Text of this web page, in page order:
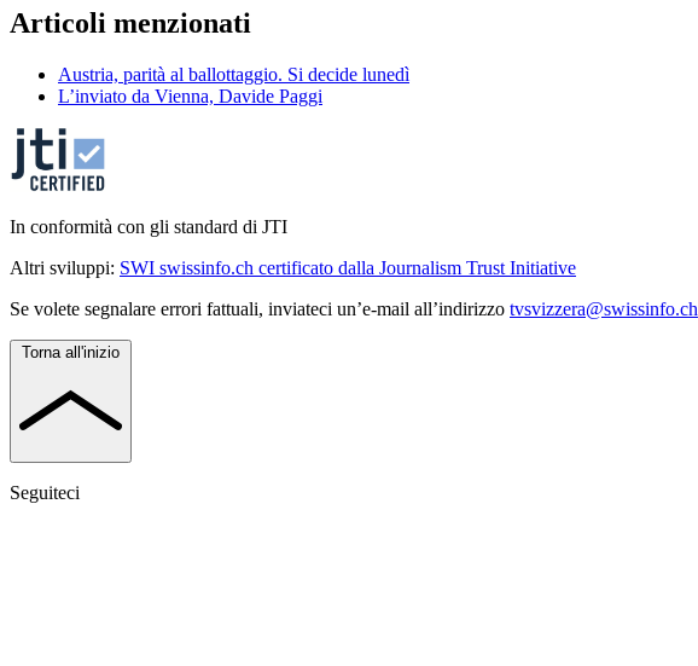
Articoli menzionati
Austria, parità al ballottaggio. Si decide lunedì
L’inviato da Vienna, Davide Paggi
In conformità con gli standard di JTI
Altri sviluppi: SWI swissinfo.ch certificato dalla Journalism Trust Initiative
Se volete segnalare errori fattuali, inviateci un’e-mail all’indirizzo tvsvizzera@swissinfo.ch
Torna all'inizio
Seguiteci